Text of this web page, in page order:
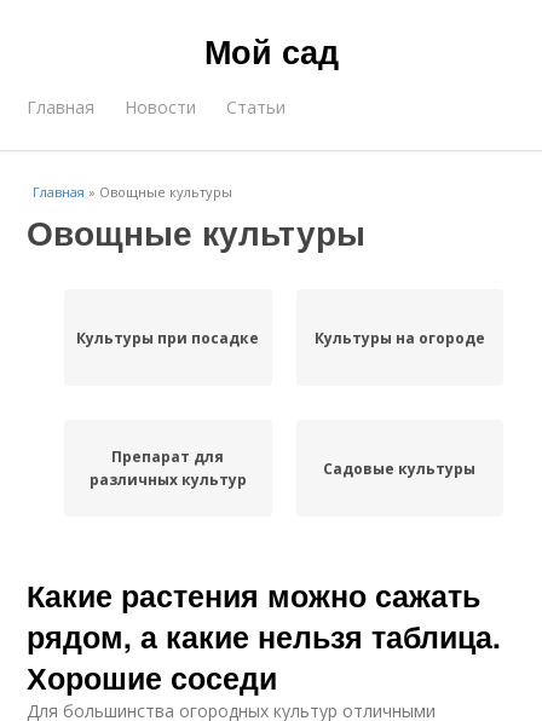
Мой сад
Главная Новости Статьи
Главная » Овощные культуры
Овощные культуры
Культуры при посадке Культуры на огороде
Препарат для
различных культур
Садовые культуры
Какие растения можно сажать
рядом, а какие нельзя таблица.
Хорошие соседи
Для большинства огородных культур отличными